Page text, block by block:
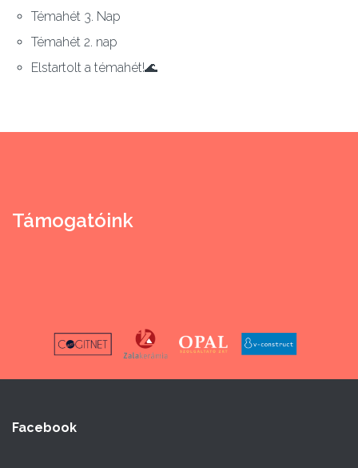
Témahét 3. Nap
Témahét 2. nap
Elstartolt a témahét!🌊
Támogatóink
Facebook